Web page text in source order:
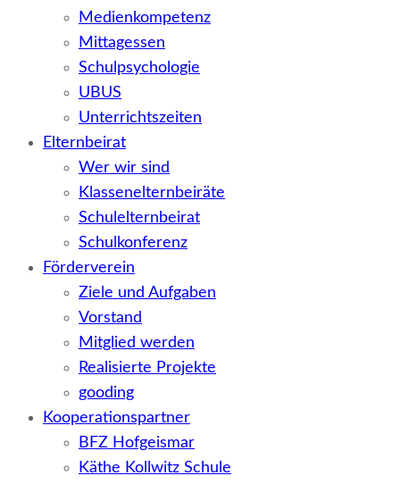
Medienkompetenz
Mittagessen
Schulpsychologie
UBUS
Unterrichtszeiten
Elternbeirat
Wer wir sind
Klassenelternbeiräte
Schulelternbeirat
Schulkonferenz
Förderverein
Ziele und Aufgaben
Vorstand
Mitglied werden
Realisierte Projekte
gooding
Kooperationspartner
BFZ Hofgeismar
Käthe Kollwitz Schule